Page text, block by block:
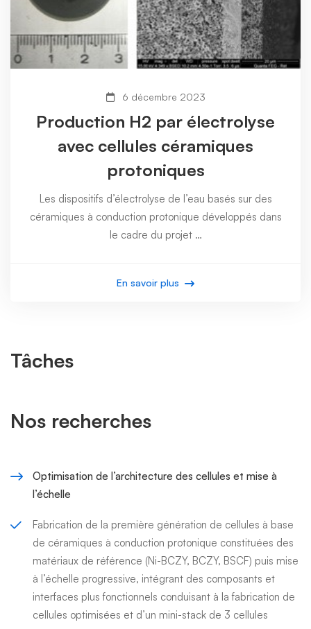
6 décembre 2023
Production H2 par électrolyse
avec cellules céramiques
protoniques
Les dispositifs d’électrolyse de l’eau basés sur des
céramiques à conduction protonique développés dans
le cadre du projet …
En savoir plus
Tâches
Nos recherches
Optimisation de l’architecture des cellules et mise à
l’échelle
Fabrication de la première génération de cellules à base
de céramiques à conduction protonique constituées des
matériaux de référence (Ni-BCZY, BCZY, BSCF) puis mise
à l’échelle progressive, intégrant des composants et
interfaces plus fonctionnels conduisant à la fabrication de
cellules optimisées et d’un mini-stack de 3 cellules